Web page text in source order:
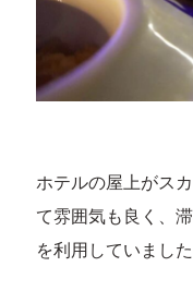
ホテルの屋上がス
て雰囲気も良く、
を利用していました